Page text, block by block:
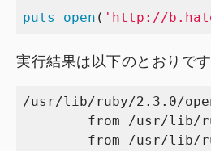
puts open ( 'http://
実行結果は以下のとおりです
/usr/lib/ruby/2.3.0/
from /usr/lib/
from /usr/lib/